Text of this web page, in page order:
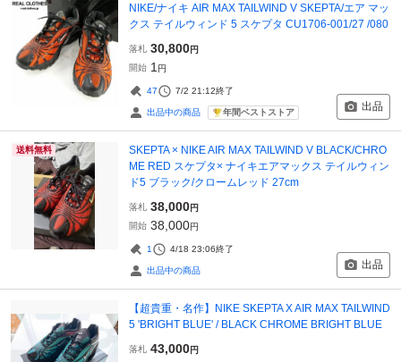
NIKE/ナイキ AIR MAX TAILWIND V SKEPTA/エア マッ
クス テイルウィンド 5 スケプタ CU1706-001/27 /080
落札 30,800円
開始 1 円
47 7/2 21:12終了
出品中の商品 年間ベストストア 出品
送料無料
SKEPTA × NIKE AIR MAX TAILWIND V BLACK/CHRO
ME RED スケプタ× ナイキエアマックス テイルウィン
ド5 ブラック/クロームレッド 27cm
落札 38,000円
開始 38,000円
1 4/18 23:06終了
出品中の商品 出品
【超貴重・名作】NIKE SKEPTA X AIR MAX TAILWIND
5 'BRIGHT BLUE' / BLACK CHROME BRIGHT BLUE
落札 43,000円